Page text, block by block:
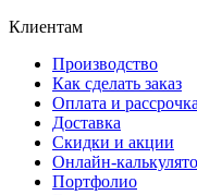
Клиентам
Производство
Как сделать заказ
Оплата и рассрочка
Доставка
Скидки и акции
Онлайн-
Портфолио